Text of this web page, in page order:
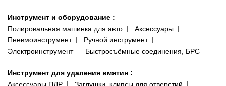
Инструмент и оборудование :
Полировальная машинка для авто
Аксессуары
Пневмоинструмент
Ручной инструмент
Электроинструмент
Быстросъёмные соединения, БРС
Инструмент для удаления вмятин :